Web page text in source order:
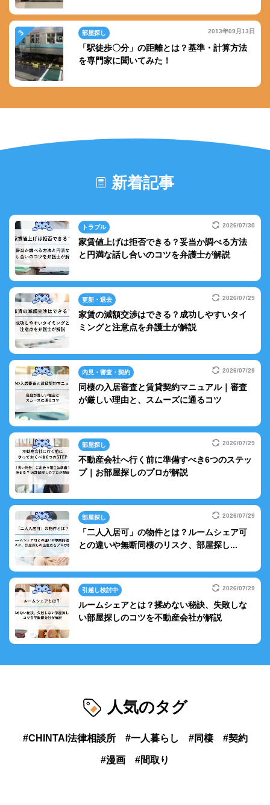
部屋探し 2013年09月13日
「駅徒歩〇分」の距離とは？基準・計算方法
を専門家に聞いてみた！
新着記事
トラブル 2026/07/30
家賃値上げは拒否できる？妥当か調べる方法
と円満な話し合いのコツを弁護士が解説
更新・退去 2026/07/29
家賃の減額交渉はできる？成功しやすいタイ
ミングと注意点を弁護士が解説
内見・審査・契約 2026/07/29
同棲の入居審査と賃貸契約マニュアル｜審査
が厳しい理由と、スムーズに通るコツ
部屋探し 2026/07/29
不動産会社へ行く前に準備すべき6つのステッ
プ｜お部屋探しのプロが解説
部屋探し 2026/07/29
「二人入居可」の物件とは？ルームシェア可
との違いや無断同棲のリスク、部屋探し...
引越し検討中 2026/07/29
ルームシェアとは？揉めない秘訣、失敗しな
い部屋探しのコツを不動産会社が解説
人気のタグ
CHINTAI法律相談所 一人暮らし 同棲 契約
漫画 間取り